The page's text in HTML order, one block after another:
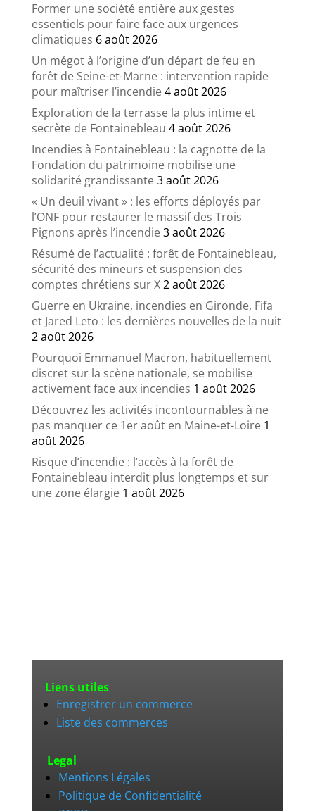
Former une société entière aux gestes
essentiels pour faire face aux urgences
climatiques 6 août 2026
Un mégot à l’origine d’un départ de feu en
forêt de Seine-et-Marne : intervention rapide
pour maîtriser l’incendie4 août 2026
Exploration de la terrasse la plus intime et
secrète de Fontainebleau 4 août 2026
Incendies à Fontainebleau : la cagnotte de la
Fondation du patrimoine mobilise une
solidarité grandissante3 août 2026
« Un deuil vivant » : les efforts déployés par
l’ONF pour restaurer le massif des Trois
Pignons après l’incendie3 août 2026
Résumé de l’actualité : forêt de Fontainebleau,
sécurité des mineurs et suspension des
comptes chrétiens sur X2 août 2026
Guerre en Ukraine, incendies en Gironde, Fifa
et Jared Leto : les dernières nouvelles de la nuit
2 août 2026
Pourquoi Emmanuel Macron, habituellement
discret sur la scène nationale, se mobilise
activement face aux incendies 1 août 2026
Découvrez les activités incontournables à ne
pas manquer ce 1er août en Maine-et-Loire 1
août 2026
Risque d’incendie : l’accès à la forêt de
Fontainebleau interdit plus longtemps et sur
une zone élargie 1 août 2026
Liens utiles
Enregistrer un commerce
Liste des commerces
Legal
Mentions Légales
Politique de Confidentialité